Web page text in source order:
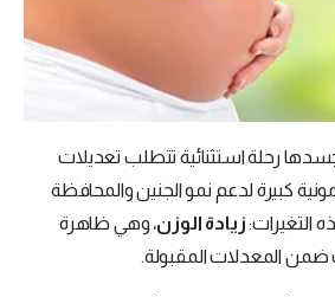
جسدها رحلة استثنائية تتطلب تعديلات
كبيرة لدعم نمو الجنين والمحافظة
التغيرات:زيادة الوزن، وهي ظاهرة
ضمن المعدلات المقبولة.